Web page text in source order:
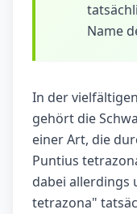
Name
In der
gehört die
einer Art, die
Puntius
dabei allerdings
tetrazona"